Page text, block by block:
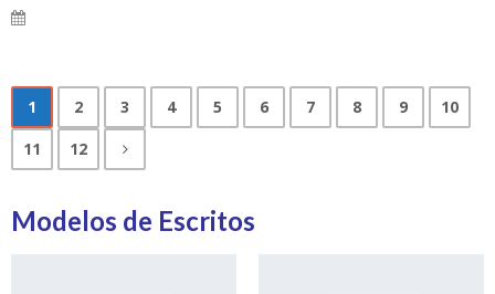
1 2 3 4 5 6 7 8 9
10
11
12
Modelos de Escritos